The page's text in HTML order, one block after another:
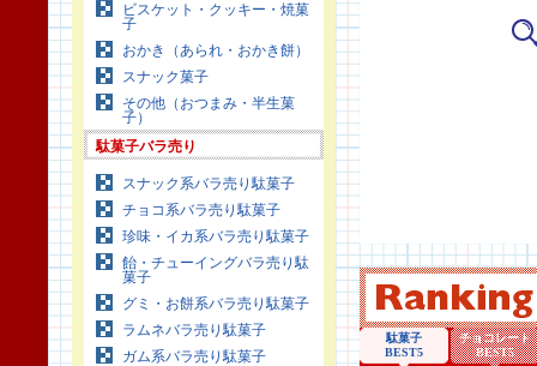
ビスケット・クッキー・焼菓
子
おかき（あられ・おかき餅）
スナック菓子
その他（おつまみ・半生菓
子）
駄菓子バラ売り
スナック系バラ売り駄菓子
チョコ系バラ売り駄菓子
珍味・イカ系バラ売り駄菓子
飴・チューイングバラ売り駄
菓子
グミ・お餅系バラ売り駄菓子
ラムネバラ売り駄菓子
ガム系バラ売り駄菓子